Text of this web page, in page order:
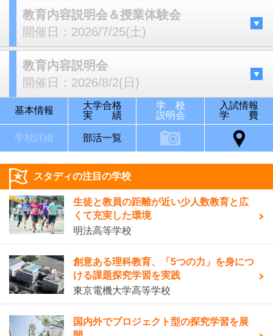
教育内容説明会＆授業体験会
開催日： 2026/7/25(土)
教育内容説明会
開催日： 2026/8/2(日)
基本情報
大学合格
実 績
学 校
説明会
入試情報
学 費
学校詳細 部活一覧
スタディの注目の学校
生徒と教員の距離が近い少人数教育と広
くて充実した環境
明法高等学校
創意ある理科教育、「5つの力」を身につ
ける課題探究学習を実践
東京電機大学高等学校
国内外でプロジェクト型の探究学習を展